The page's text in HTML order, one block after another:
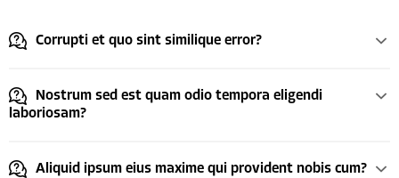
Corrupti et quo sint similique error?
Nostrum sed est quam odio tempora eligendi
laboriosam?
Aliquid ipsum eius maxime qui provident nobis cum?